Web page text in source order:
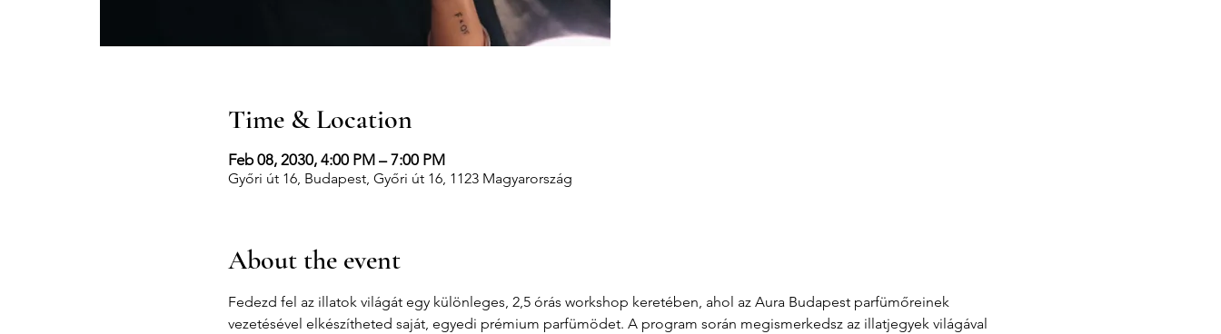
Time & Location
Feb 08, 2030, 4:00 PM – 7:00 PM
Győri út 16, Budapest, Győri út 16, 1123 Magyarország
About the event
Fedezd fel az illatok világát egy különleges, 2,5 órás workshop keretében, ahol az Aura Budapest parfümőreinek
vezetésével elkészítheted saját, egyedi prémium parfümödet. A program során megismerkedsz az illatjegyek világával